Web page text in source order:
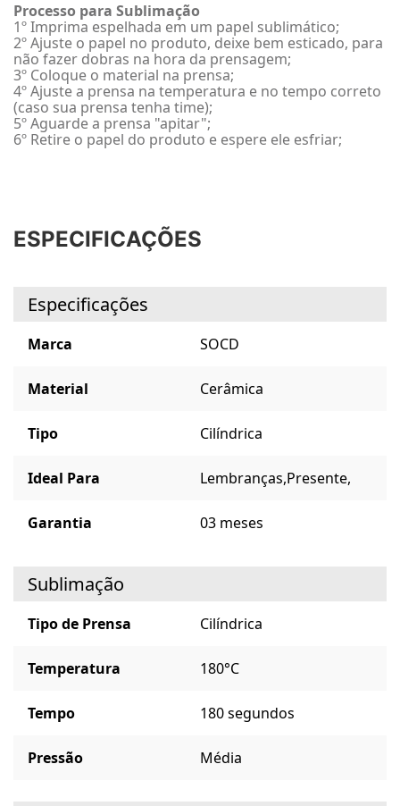
Processo para Sublimação
1º Imprima espelhada em um papel sublimático;
2º Ajuste o papel no produto, deixe bem esticado, para
não fazer dobras na hora da prensagem;
3º Coloque o material na prensa;
4º Ajuste a prensa na temperatura e no tempo correto
(caso sua prensa tenha time);
5º Aguarde a prensa "apitar";
6º Retire o papel do produto e espere ele esfriar;
ESPECIFICAÇÕES
Especificações
Marca SOCD
Material Cerâmica
Tipo Cilíndrica
Ideal Para Lembranças,Presente,
Garantia 03 meses
Sublimação
Tipo de Prensa Cilíndrica
Temperatura 180°C
Tempo 180 segundos
Pressão Média